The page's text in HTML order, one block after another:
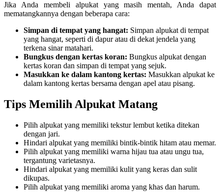
Jika Anda membeli alpukat yang masih mentah, Anda dapat
mematangkannya dengan beberapa cara:
Simpan di tempat yang hangat: Simpan alpukat di tempat
yang hangat, seperti di dapur atau di dekat jendela yang
terkena sinar matahari.
Bungkus dengan kertas koran: Bungkus alpukat dengan
kertas koran dan simpan di tempat yang sejuk.
Masukkan ke dalam kantong kertas: Masukkan alpukat ke
dalam kantong kertas bersama dengan apel atau pisang.
Tips Memilih Alpukat Matang
Pilih alpukat yang memiliki tekstur lembut ketika ditekan
dengan jari.
Hindari alpukat yang memiliki bintik-bintik hitam atau memar.
Pilih alpukat yang memiliki warna hijau tua atau ungu tua,
tergantung varietasnya.
Hindari alpukat yang memiliki kulit yang keras dan sulit
dikupas.
Pilih alpukat yang memiliki aroma yang khas dan harum.